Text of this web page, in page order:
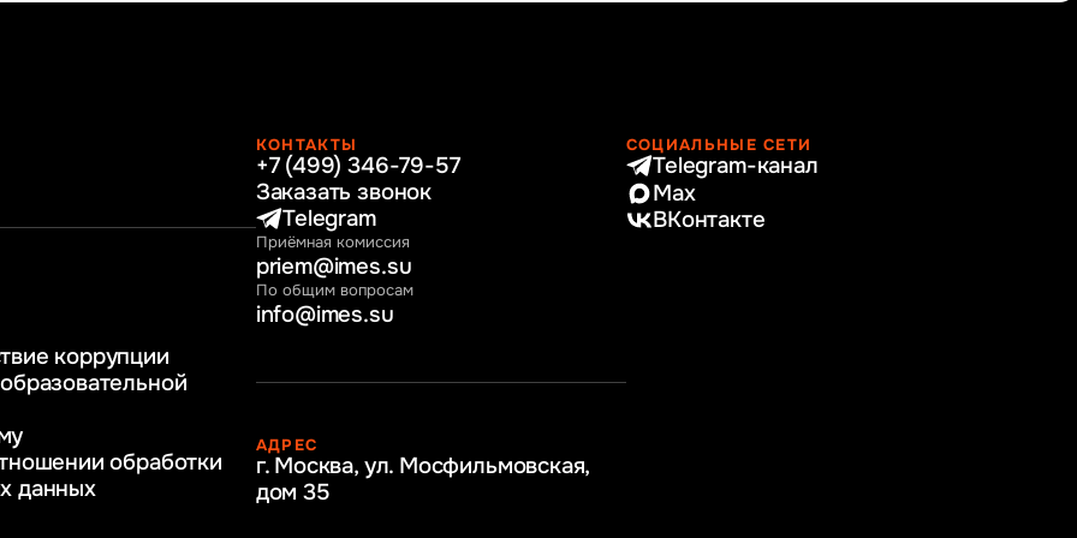
коррупции
обработки
данных
КОНТАКТЫ
+7 (499) 346-79-57
Заказать звонок
Telegram
Приёмная комиссия
priem@imes.su
По общим вопросам
info@imes.su
АДРЕС
г. Москва, ул. Мосфильмовская,
дом 35
СОЦИАЛЬНЫЕ СЕТИ
Telegram-канал
Max
ВКонтакте